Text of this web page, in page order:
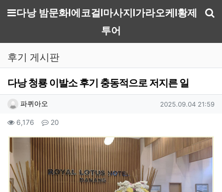
메뉴
다낭 밤문화I에코걸I마사지I가라오케I황제
투어
후기 게시판
다낭 청룡 이발소 후기 충동적으로 저지른 일
작성자 정보
파퀴아오 작성일
2025.09.04 21:59
컨텐츠 정보
6,176 조회 20
본문